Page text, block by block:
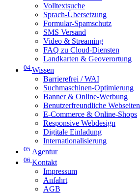
Volltextsuche
Sprach-Übersetzung
Formular-Spamschutz
SMS Versand
Video & Streaming
FAQ zu Cloud-Diensten
Landkarten & Geoverortung
04 Wissen
Barrierefrei / WAI
Suchmaschinen-Optimierung
Banner & Online-Werbung
Benutzerfreundliche Webseiten
E-Commerce & Online-Shops
Responsive Webdesign
Digitale Einladung
Internationalisierung
05 Agentur
06 Kontakt
Impressum
Anfahrt
AGB